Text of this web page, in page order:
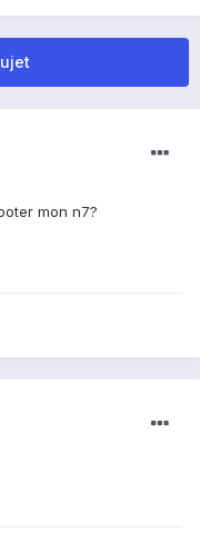
mon n7?